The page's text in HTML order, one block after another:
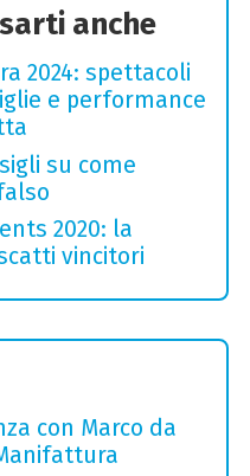
anche
2024: spettacoli
e performance
su come
2020: la
vincitori
con Marco da